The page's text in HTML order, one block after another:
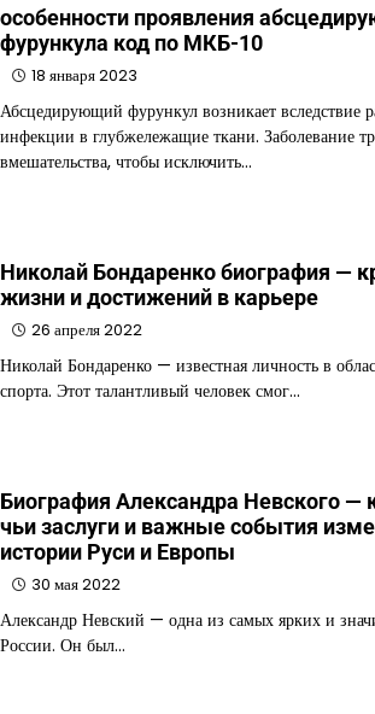
особенности проявления
фурункула код по МКБ-10
18 января 2023
Абсцедирующий фурункул возникает вследствие
инфекции в глубжележащие ткани. Заболевание
вмешательства, чтобы исключить…
Николай Бондаренко биография —
жизни и достижений в карьере
26 апреля 2022
Николай Бондаренко — известная личность в
спорта. Этот талантливый человек смог…
Биография Александра Невского —
чьи заслуги и важные события
истории Руси и Европы
30 мая 2022
Александр Невский — одна из самых ярких и
России. Он был…